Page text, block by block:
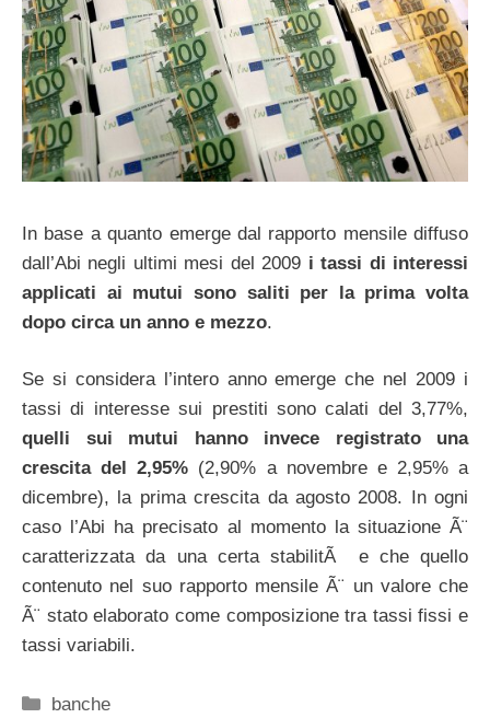
In base a quanto emerge dal rapporto mensile diffuso
dall’Abi negli ultimi mesi del 2009 i tassi di interessi
applicati ai mutui sono saliti per la prima volta
dopo circa un anno e mezzo.
Se si considera l’intero anno emerge che nel 2009 i
tassi di interesse sui prestiti sono calati del 3,77%,
quelli sui mutui hanno invece registrato una
crescita del 2,95% (2,90% a novembre e 2,95% a
dicembre), la prima crescita da agosto 2008. In ogni
caso l’Abi ha precisato al momento la situazione Ã¨
caratterizzata da una certa stabilitÃ e che quello
contenuto nel suo rapporto mensile Ã¨ un valore che
Ã¨ stato elaborato come composizione tra tassi fissi e
tassi variabili.
Categorie
banche